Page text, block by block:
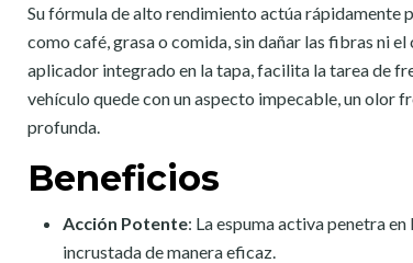
Su fórmula de alto rendimiento actúa rápidamente
como café, grasa o comida, sin dañar las fibras ni
aplicador integrado en la tapa, facilita la tarea de
vehículo quede con un aspecto impecable, un olor
profunda.
Beneficios
Acción Potente: La espuma activa penetra
incrustada de manera eficaz.